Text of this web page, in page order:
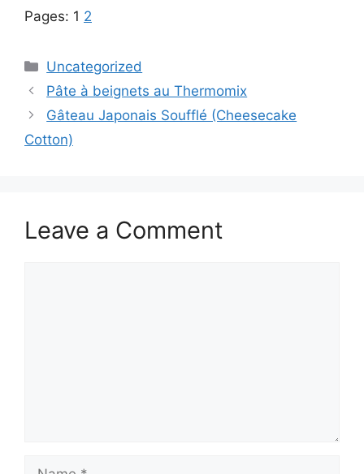
Pages: 1 2
Categories
Uncategorized
Pâte à beignets au Thermomix
Gâteau Japonais Soufflé (Cheesecake
Cotton)
Leave a Comment
Name